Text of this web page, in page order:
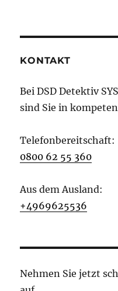
KONTAKT
Bei DSD Detektiv
sind Sie in
Telefonbereitschaft:
0800 62 55 360
Aus dem Ausland:
+4969625536
Nehmen Sie jetzt